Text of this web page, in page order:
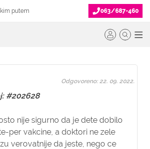
putem 063/687-460
#202628
nije sigurno da je dete dobilo
per vakcine, a doktori ne zele
verovatnije da jeste, nego ce
Odgovoreno: 22. 09. 2022.